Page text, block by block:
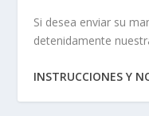
Si desea enviar su
detenidamente
INSTRUCCIONES Y